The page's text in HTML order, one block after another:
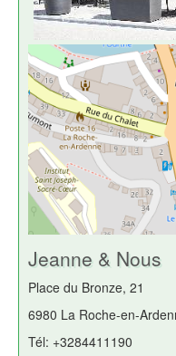
Jeanne & Nous
Place du Bronze, 21
6980 La Roche-en-
Tél: +3284411190